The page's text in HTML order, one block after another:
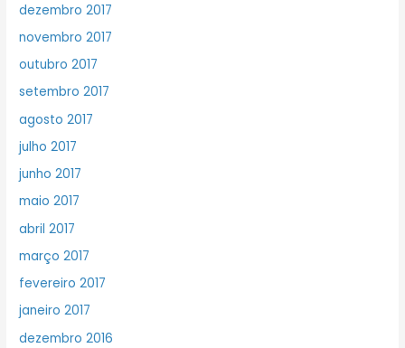
dezembro 2017
novembro 2017
outubro 2017
setembro 2017
agosto 2017
julho 2017
junho 2017
maio 2017
abril 2017
março 2017
fevereiro 2017
janeiro 2017
dezembro 2016